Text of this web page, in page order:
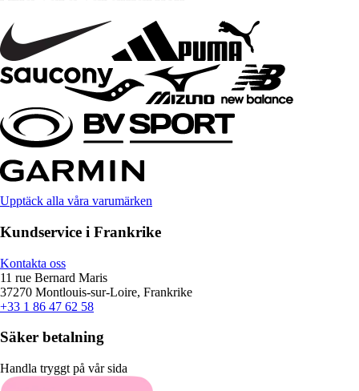
Upptäck alla våra varumärken
Kundservice i Frankrike
Kontakta oss
11 rue Bernard Maris
37270 Montlouis-sur-Loire, Frankrike
+33 1 86 47 62 58
Säker betalning
Handla tryggt på vår sida